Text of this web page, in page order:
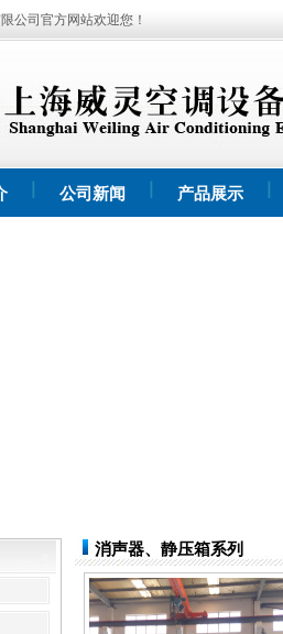
公司官方网站欢迎您！
公司新闻 产品展示
消声器、静压箱系列